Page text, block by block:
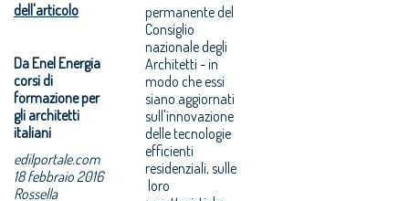
dell'articolo
Da Enel Energia
corsi di
formazione per
gli architetti
italiani
edilportale.com
18 febbraio 2016
Rossella
permanente del
Consiglio
nazionale degli
Architetti - in
modo che essi
siano aggiornati
sull'innovazione
delle tecnologie
efficienti
residenziali, sulle
loro